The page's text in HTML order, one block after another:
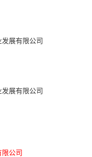
展有限公司
展有限公司
公司